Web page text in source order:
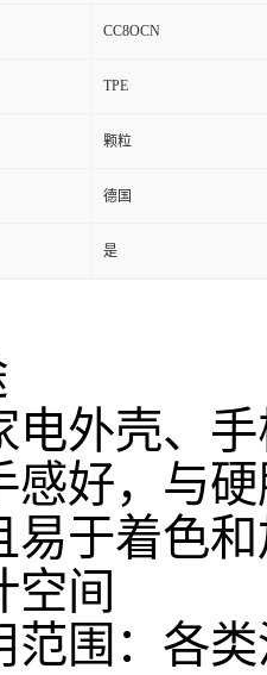
CC8OCN
TPE
颗粒
德国
是
电外壳、
好，与硬
易于着色
间
范围：各